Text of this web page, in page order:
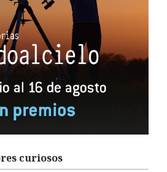
curiosos